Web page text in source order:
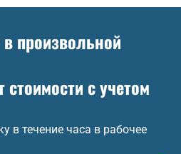
в произвольной
стоимости с учетом
в течение часа в рабочее